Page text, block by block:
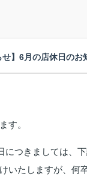
せ】6月の店休日のお
す。
つきましては、
たしますが、何